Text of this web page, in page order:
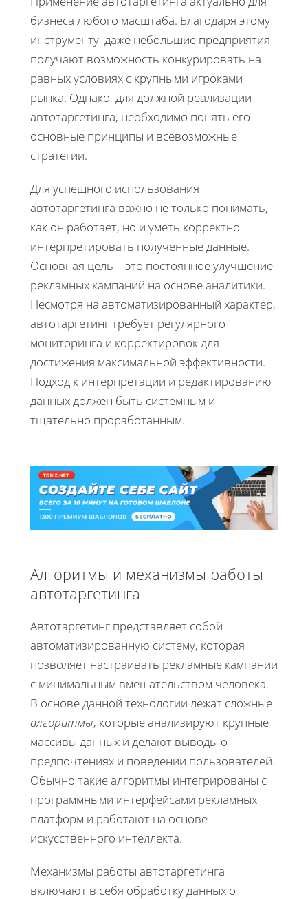
бизнеса любого масштаба. Благодаря этому
инструменту, даже небольшие предприятия
получают возможность конкурировать на
равных условиях с крупными игроками
рынка. Однако, для должной реализации
автотаргетинга, необходимо понять его
основные принципы и всевозможные
стратегии.
Для успешного использования
автотаргетинга важно не только понимать,
как он работает, но и уметь корректно
интерпретировать полученные данные.
Основная цель – это постоянное улучшение
рекламных кампаний на основе аналитики.
Несмотря на автоматизированный характер,
автотаргетинг требует регулярного
мониторинга и корректировок для
достижения максимальной эффективности.
Подход к интерпретации и редактированию
данных должен быть системным и
тщательно проработанным.
Алгоритмы и механизмы работы
автотаргетинга
Автотаргетинг представляет собой
автоматизированную систему, которая
позволяет настраивать рекламные кампании
с минимальным вмешательством человека.
В основе данной технологии лежат сложные
алгоритмы, которые анализируют крупные
массивы данных и делают выводы о
предпочтениях и поведении пользователей.
Обычно такие алгоритмы интегрированы с
программными интерфейсами рекламных
платформ и работают на основе
искусственного интеллекта.
Механизмы работы автотаргетинга
включают в себя обработку данных о